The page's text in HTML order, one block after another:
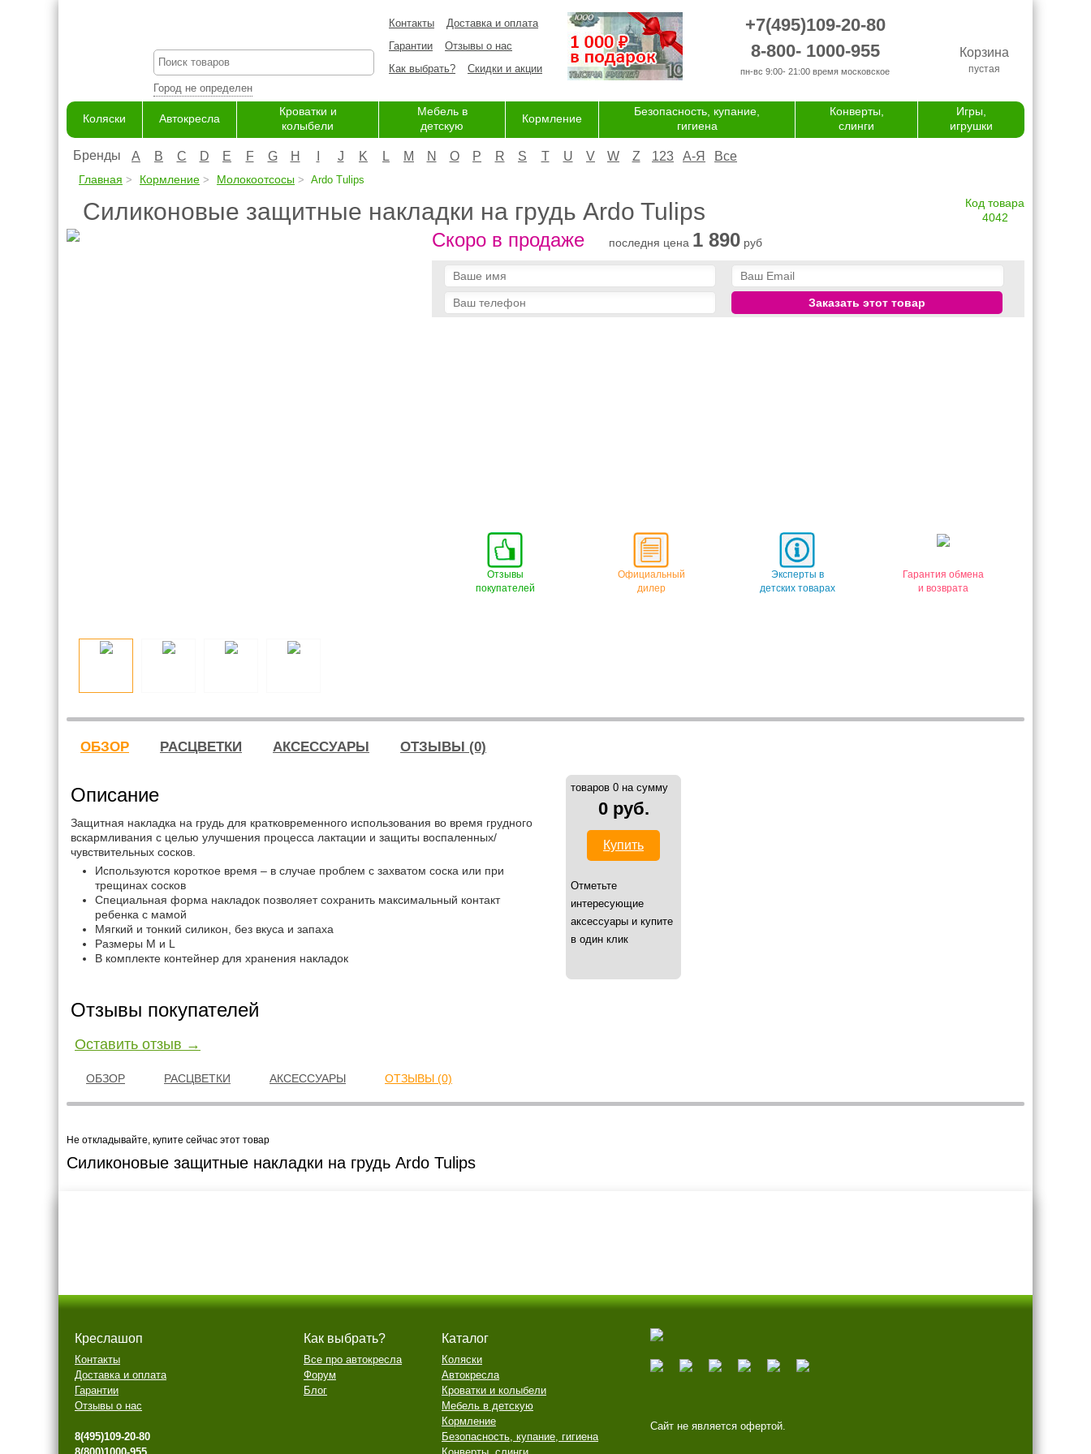
Город не определен
Контакты
Доставка и оплата
Гарантии
Отзывы о нас
Как выбрать?
Скидки и акции
+7(495)109-20-80
8-800- 1000-955
пн-вс 9:00- 21:00 время московское
Корзина
пустая
Коляски Автокресла
Кроватки и
колыбели
Мебель в
детскую
Кормление
Безопасность, купание,
гигиена
Конверты,
слинги
Игры,
игрушки
Бренды A B C D E F G H J K L M N O P R S T U V W Z 123 А-Я Все
Главная Кормление Молокоотсосы Ardo Tulips
Силиконовые защитные накладки на грудь Ardo Tulips
Код товара
4042
Скоро в продаже последня цена 1 890 руб
Заказать этот товар
Отзывы
покупателей
Официальный
дилер
Эксперты в
детских товарах
Гарантия обмена
и возврата
ОБЗОР РАСЦВЕТКИ АКСЕССУАРЫ ОТЗЫВЫ (0)
Описание
Защитная накладка на грудь для кратковременного использования во время грудного
вскармливания с целью улучшения процесса лактации и защиты воспаленных/
чувствительных сосков.
Используются короткое время – в случае проблем с захватом соска или при
трещинах сосков
Специальная форма накладок позволяет сохранить максимальный контакт
ребенка с мамой
Мягкий и тонкий силикон, без вкуса и запаха
Размеры M и L
В комплекте контейнер для хранения накладок
Отзывы покупателей
Оставить отзыв →
товаров 0 на сумму
0 руб.
Купить
Отметьте
интересующие
аксессуары и купите
в один клик
ОБЗОР РАСЦВЕТКИ АКСЕССУАРЫ ОТЗЫВЫ (0)
Не откладывайте, купите сейчас этот товар
Силиконовые защитные накладки на грудь Ardo Tulips
Креслашоп
Контакты
Доставка и оплата
Гарантии
Отзывы о нас
8(495)109-20-80
Как выбрать?
Все про автокресла
Форум
Блог
Каталог
Коляски
Автокресла
Кроватки и колыбели
Мебель в детскую
Кормление
Безопасность, купание, гигиена
Сайт не является офертой.